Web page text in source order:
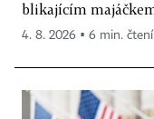
blikajícím
4. 8. 2026 ▪ 6 min. čtení